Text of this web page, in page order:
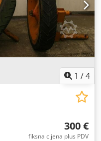
1 /4
300 €
fiksna cijena plus PDV